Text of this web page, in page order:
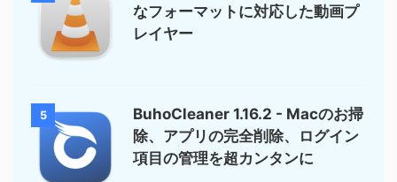
なフォーマットに対応した動画プ
レイヤー
5
BuhoCleaner 1.16.2 - Macのお掃
除、アプリの完全削除、ログイン
項目の管理を超カンタンに